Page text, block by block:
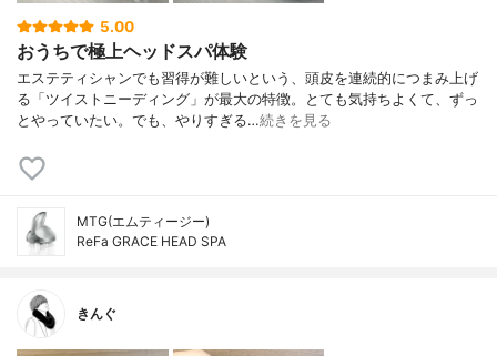
5.00
おうちで極上ヘッドスパ体験
エステティシャンでも習得が難しいという、頭皮を連続的につまみ上げ
る「ツイストニーディング」が最大の特徴。とても気持ちよくて、ずっ
とやっていたい。でも、やりすぎる…続きを見る
MTG(エムティージー)
ReFa GRACE HEAD SPA
きんぐ